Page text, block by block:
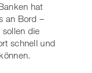
hat
an Bord –
sollen die
schnell und